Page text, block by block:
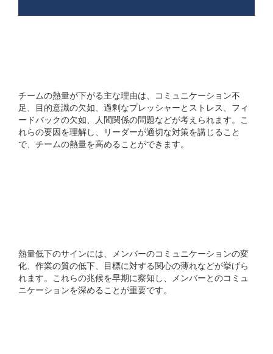
チームの熱量が下がる主な理由は、コミュニケーション不
足、目的意識の欠如、過剰なプレッシャーとストレス、フィ
ードバックの欠如、人間関係の問題などが考えられます。こ
れらの要因を理解し、リーダーが適切な対策を講じること
で、チームの熱量を高めることができます。
熱量低下のサインには、メンバーのコミュニケーションの変
化、作業の質の低下、目標に対する関心の薄れなどが挙げら
れます。これらの兆候を早期に察知し、メンバーとのコミュ
ニケーションを深めることが重要です。